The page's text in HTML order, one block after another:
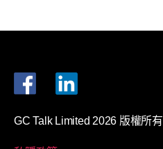
GC Talk Limited 2026 版權所有